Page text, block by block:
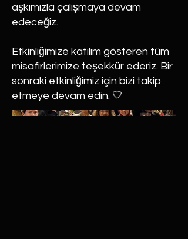
aşkımızla çalışmaya devam
edeceğiz.
Etkinliğimize katılım gösteren tüm
misafirlerimize teşekkür ederiz. Bir
sonraki etkinliğimiz için bizi takip
etmeye devam edin. 🤍